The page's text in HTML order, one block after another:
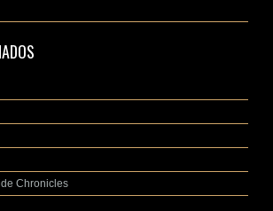
Chronicles